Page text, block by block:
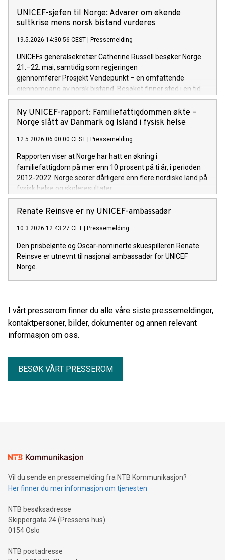
UNICEF-sjefen til Norge: Advarer om økende
sultkrise mens norsk bistand vurderes
19.5.2026 14:30:56 CEST Pressemelding
UNICEFs generalsekretær Catherine Russell besøker Norge
21.–22. mai, samtidig som regjeringen
gjennomfører Prosjekt Vendepunkt – en omfattende
gjennomgang av norsk bistand. Besøket finner sted i en tid
med økende globale humanitære behov, der prioriteringene i
norsk utviklingspolitikk kan få direkte konsekvenser for barn i
noen av verdens mest utsatte områder.
Ny UNICEF-rapport: Familiefattigdommen økte –
Norge slått av Danmark og Island i fysisk helse
12.5.2026 06:00:00 CEST Pressemelding
Rapporten viser at Norge har hatt en økning i
familiefattigdom på mer enn 10 prosent på ti år, i perioden
2012-2022. Norge scorer dårligere enn flere nordiske land på
fysisk helse og skoleresultater.
Renate Reinsve er ny UNICEF-ambassadør
10.3.2026 12:43:27 CET Pressemelding
Den prisbelønte og Oscar-nominerte skuespilleren Renate
Reinsve er utnevnt til nasjonal ambassadør for UNICEF
Norge.
I vårt presserom finner du alle våre siste pressemeldinger,
kontaktpersoner, bilder, dokumenter og annen relevant
informasjon om oss.
BESØK VÅRT PRESSEROM
Vil du sende en pressemelding fra NTB Kommunikasjon?
Her finner du mer informasjon om tjenesten
NTB besøksadresse
Skippergata 24 (Pressens hus)
0154 Oslo
NTB postadresse